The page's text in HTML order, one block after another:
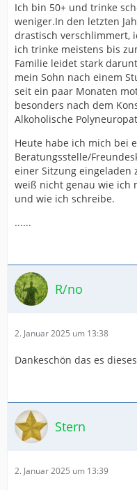
Ich bin 50+ und trinke
weniger.In den letzten
drastisch verschlimmert,
ich trinke meistens bis
Familie leidet stark
mein Sohn nach einem
seit ein paar Monaten
besonders nach dem
Alkoholische
Heute habe ich mich bei
Beratungsstelle/
einer Sitzung eingeladen
weiß nicht genau wie ich
und wie ich schreibe.
......
R/no
2. Januar 2025 um 13:38
Dankeschön das es
Stern
2. Januar 2025 um 13:39